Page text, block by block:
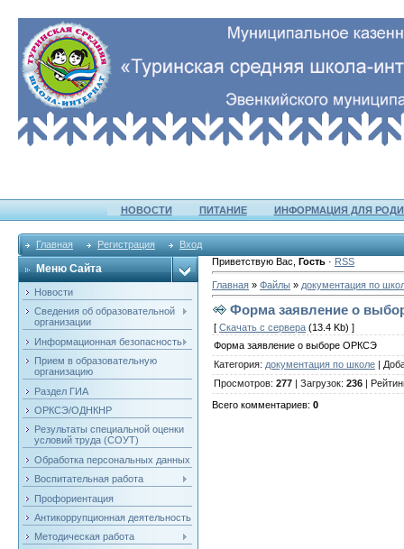
НОВОСТИ ПИТАНИЕ ИНФОРМАЦИЯ ДЛЯ
Главная Регистрация Вход
Меню Сайта
Новости
Сведения об образовательной
организации
Информационная безопасность
Прием в образовательную
организацию
Раздел ГИА
ОРКСЭ/ОДНКНР
Результаты специальной оценки
условий труда (СОУТ)
Обработка персональных данных
Воспитательная работа
Профориентация
Антикоррупционная деятельность
Методическая работа
Приветствую Вас Гость · RSS
Главная » Файлы » документация по
Форма заявление о
[ Скачать с сервера (13.4 Kb) ]
Форма заявление о выборе ОРКСЭ
Категория: документация по школе
Просмотров: 277 Загрузок: 236
Всего комментариев: 0